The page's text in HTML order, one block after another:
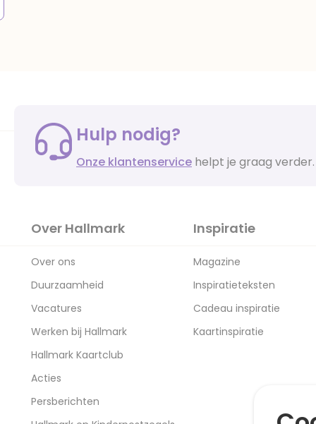
Hulp nodig?
Onze klantenservice helpt je graag verder.
Over Hallmark
Over ons
Duurzaamheid
Vacatures
Werken bij Hallmark
Hallmark Kaartclub
Acties
Persberichten
Inspiratie
Magazine
Inspiratieteksten
Cadeau inspiratie
Kaartinspiratie